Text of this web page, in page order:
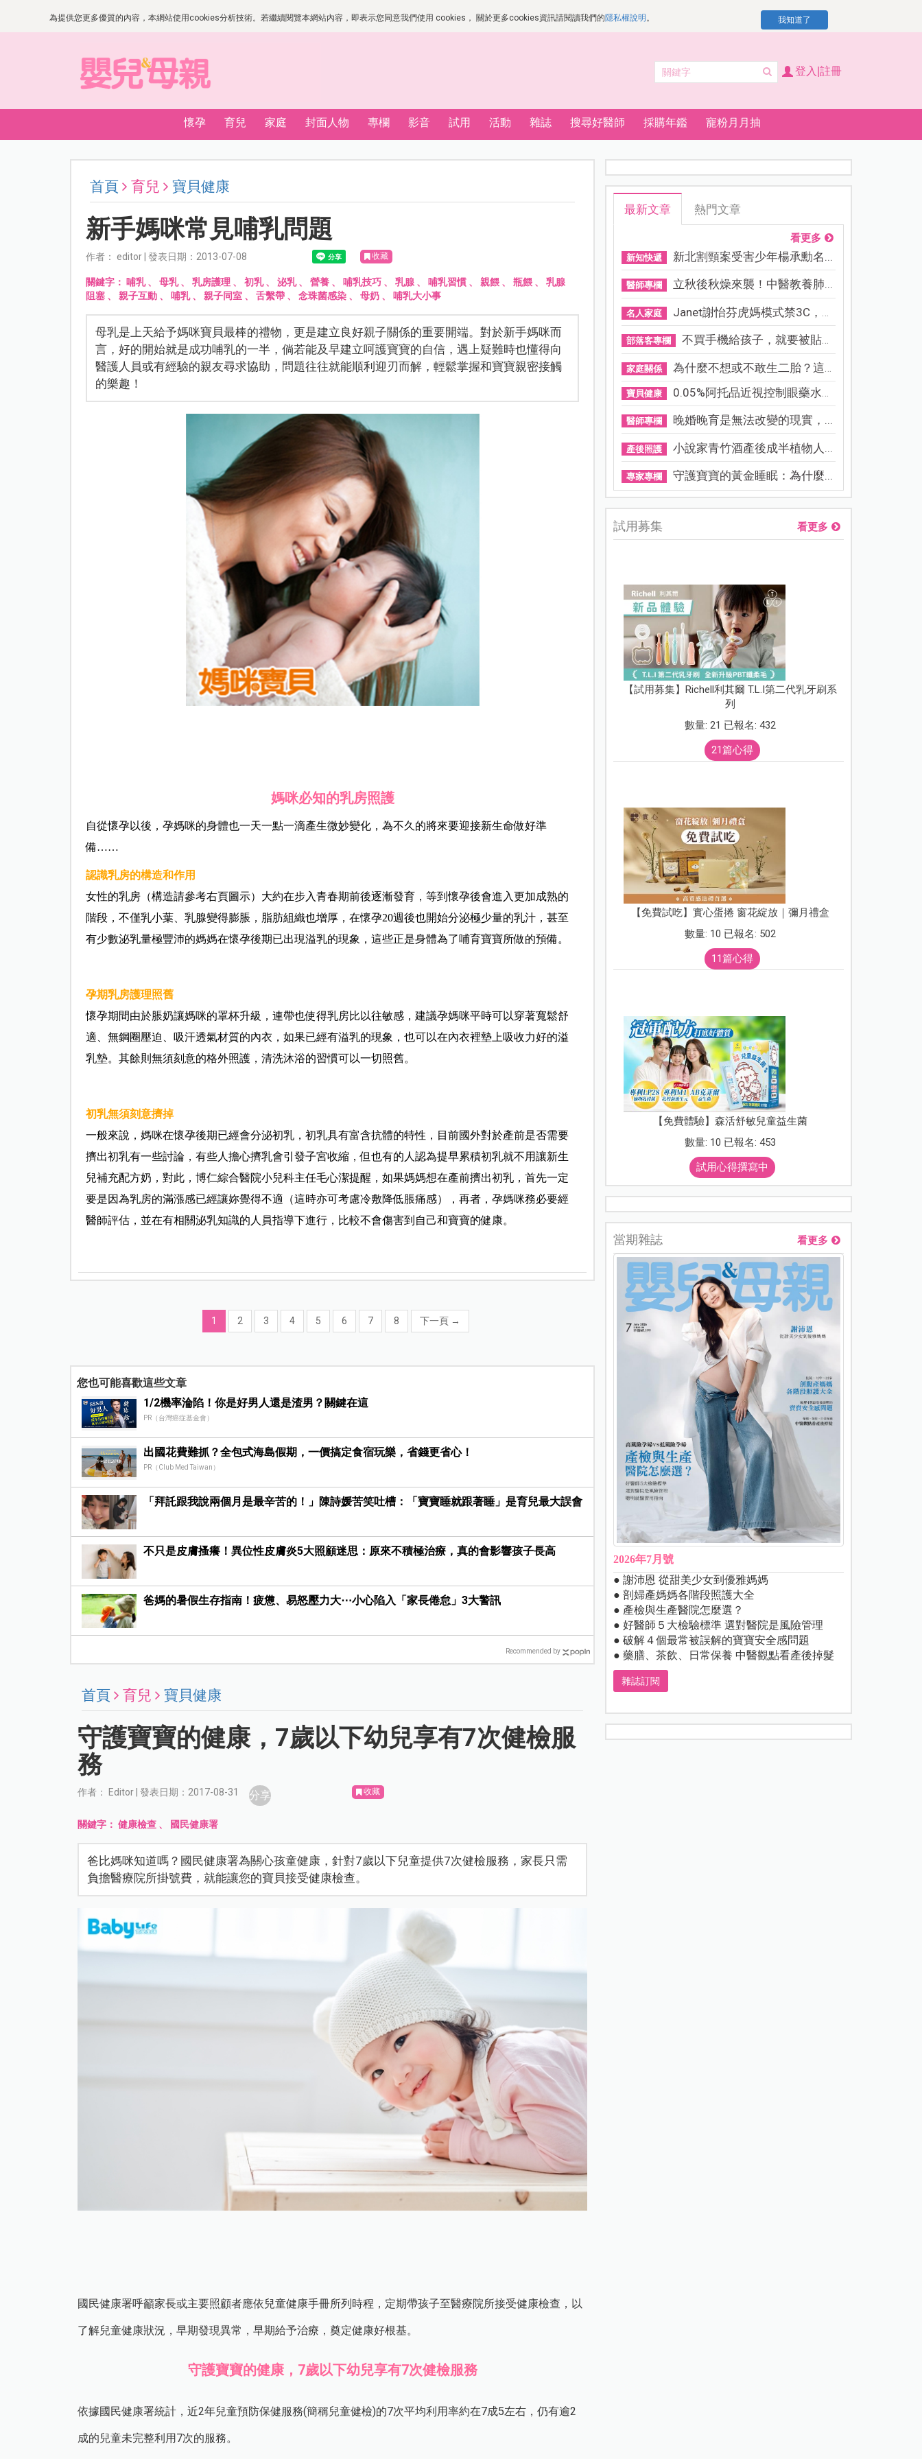
為提供您更多優質的內容，本網站使用cookies分析技術。若繼續閱覽本網站內容，即表示您同意我們使用 cookies， 關於更多cookies資訊請閱讀我們的隱私權說明 。 我知道了
登入|註冊
懷孕 育兒 家庭 封面人物 專欄 影音 試用 活動 雜誌 搜尋好醫師 採購年鑑 寵粉月月抽
首頁 育兒 寶貝健康
新手媽咪常見哺乳問題
作者： editor | 發表日期：2013-07-08 收藏
關鍵字： 哺乳、 母乳、 乳房護理、 初乳、 泌乳、 營養、 哺乳技巧、 乳腺、 哺乳習慣、 親餵、 瓶餵、 乳腺
阻塞、 親子互動、 哺乳、 親子同室、 舌繫帶、 念珠菌感染、 母奶、 哺乳大小事
母乳是上天給予媽咪寶貝最棒的禮物，更是建立良好親子關係的重要開端。對於新手媽咪而
言，好的開始就是成功哺乳的一半，倘若能及早建立呵護寶寶的自信，遇上疑難時也懂得向
醫護人員或有經驗的親友尋求協助，問題往往就能順利迎刃而解，輕鬆掌握和寶寶親密接觸
的樂趣！
媽咪必知的乳房照護
自從懷孕以後，孕媽咪的身體也一天一點一滴產生微妙變化，為不久的將來要迎接新生命做好準
備……
認識乳房的構造和作用
女性的乳房（構造請參考右頁圖示）大約在步入青春期前後逐漸發育，等到懷孕後會進入更加成熟的
階段，不僅乳小葉、乳腺變得膨脹，脂肪組織也增厚，在懷孕20週後也開始分泌極少量的乳汁，甚至
有少數泌乳量極豐沛的媽媽在懷孕後期已出現溢乳的現象，這些正是身體為了哺育寶寶所做的預備。
孕期乳房護理照舊
懷孕期間由於脹奶讓媽咪的罩杯升級，連帶也使得乳房比以往敏感，建議孕媽咪平時可以穿著寬鬆舒
適、無鋼圈壓迫、吸汗透氣材質的內衣，如果已經有溢乳的現象，也可以在內衣裡墊上吸收力好的溢
乳墊。其餘則無須刻意的格外照護，清洗沐浴的習慣可以一切照舊。
初乳無須刻意擠掉
一般來說，媽咪在懷孕後期已經會分泌初乳，初乳具有富含抗體的特性，目前國外對於產前是否需要
擠出初乳有一些討論，有些人擔心擠乳會引發子宮收縮，但也有的人認為提早累積初乳就不用讓新生
兒補充配方奶，對此，博仁綜合醫院小兒科主任毛心潔提醒，如果媽媽想在產前擠出初乳，首先一定
要是因為乳房的滿漲感已經讓妳覺得不適（這時亦可考慮冷敷降低脹痛感），再者，孕媽咪務必要經
醫師評估，並在有相關泌乳知識的人員指導下進行，比較不會傷害到自己和寶寶的健康。
1 2 3 4 5 6 7 8 下一頁 →
您也可能喜歡這些文章
1/2機率淪陷！你是好男人還是渣男？關鍵在這
PR（台灣癌症基金會）
出國花費難抓？全包式海島假期，一價搞定食宿玩樂，省錢更省心！
PR（Club Med Taiwan）
「拜託跟我說兩個月是最辛苦的！」陳詩媛苦笑吐槽：「寶寶睡就跟著睡」是育兒最大誤會
不只是皮膚搔癢！異位性皮膚炎5大照顧迷思：原來不積極治療，真的會影響孩子長高
爸媽的暑假生存指南！疲憊、易怒壓力大⋯小心陷入「家長倦怠」3大警訊
Recommended by
首頁 育兒 寶貝健康
守護寶寶的健康，7歲以下幼兒享有7次健檢服
務
作者： Editor | 發表日期：2017-08-31 分享 收藏
關鍵字：健康檢查 、 國民健康署
爸比媽咪知道嗎？國民健康署為關心孩童健康，針對7歲以下兒童提供7次健檢服務，家長只需
負擔醫療院所掛號費，就能讓您的寶貝接受健康檢查。
國民健康署呼籲家長或主要照顧者應依兒童健康手冊所列時程，定期帶孩子至醫療院所接受健康檢查，以
了解兒童健康狀況，早期發現異常，早期給予治療，奠定健康好根基。
守護寶寶的健康，7歲以下幼兒享有7次健檢服務
依據國民健康署統計，近2年兒童預防保健服務(簡稱兒童健檢)的7次平均利用率約在7成5左右，仍有逾2
成的兒童未完整利用7次的服務。
最新文章 熱門文章
看更多
新知快遞 新北割頸案受害少年楊承勳名...
醫師專欄 立秋後秋燥來襲！中醫教養肺...
名人家庭 Janet謝怡芬虎媽模式禁3C，看...
部落客專欄 不買手機給孩子，就要被貼「...
家庭關係 為什麼不想或不敢生二胎？這8...
寶貝健康 0.05%阿托品近視控制眼藥水納...
醫師專欄 晚婚晚育是無法改變的現實，...
產後照護 小說家青竹酒產後成半植物人...
專家專欄 守護寶寶的黃金睡眠：為什麼...
試用募集 看更多
【試用募集】Richell利其爾 T.L.I第二代乳牙刷系
列
數量: 21 已報名: 432
21篇心得
【免費試吃】實心蛋捲 窗花綻放｜彌月禮盒
數量: 10 已報名: 502
11篇心得
【免費體驗】森活舒敏兒童益生菌
數量: 10 已報名: 453
試用心得撰寫中
當期雜誌 看更多
2026年7月號
● 謝沛恩 從甜美少女到優雅媽媽
● 剖婦產媽媽各階段照護大全
● 產檢與生產醫院怎麼選？
● 好醫師５大檢驗標準 選對醫院是風險管理
● 破解４個最常被誤解的寶寶安全感問題
● 藥膳、茶飲、日常保養 中醫觀點看產後掉髮
雜誌訂閱